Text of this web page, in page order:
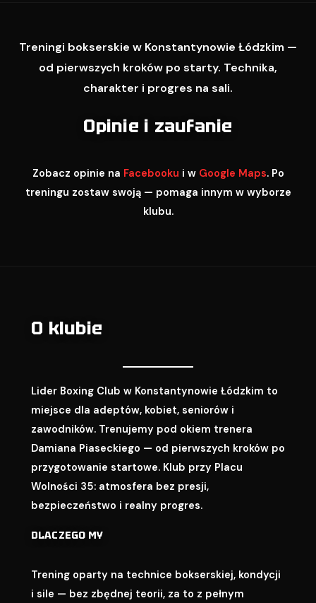
Treningi bokserskie w Konstantynowie Łódzkim —
od pierwszych kroków po starty. Technika,
charakter i progres na sali.
Opinie i zaufanie
Zobacz opinie na Facebooku i w Google Maps. Po
treningu zostaw swoją — pomaga innym w wyborze
klubu.
O klubie
Lider Boxing Club w Konstantynowie Łódzkim to
miejsce dla adeptów, kobiet, seniorów i
zawodników. Trenujemy pod okiem trenera
Damiana Piaseckiego — od pierwszych kroków po
przygotowanie startowe. Klub przy Placu
Wolności 35: atmosfera bez presji,
bezpieczeństwo i realny progres.
DLACZEGO MY
Trening oparty na technice bokserskiej, kondycji
i sile — bez zbędnej teorii, za to z pełnym